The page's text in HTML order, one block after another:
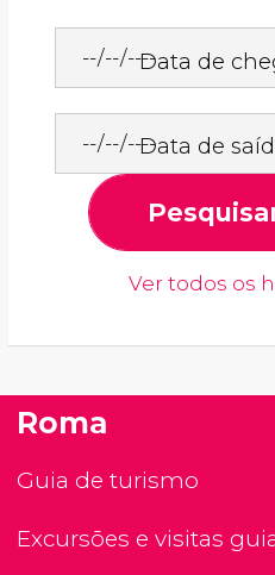
Data de
Data de
Ver todos os
Roma
Guia de turismo
Excursões e visitas